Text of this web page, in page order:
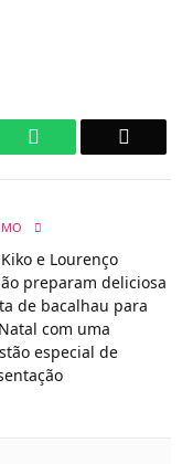
WhatsApp
e Lourenço
preparam deliciosa
de bacalhau para
com uma
especial de